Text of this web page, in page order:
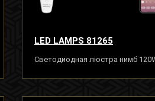
LED LAMPS 81265
Светодиодная люстра нимб